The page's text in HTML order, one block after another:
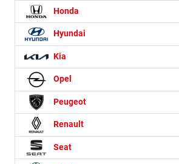
Honda
Hyundai
Kia
Opel
Peugeot
Renault
Seat